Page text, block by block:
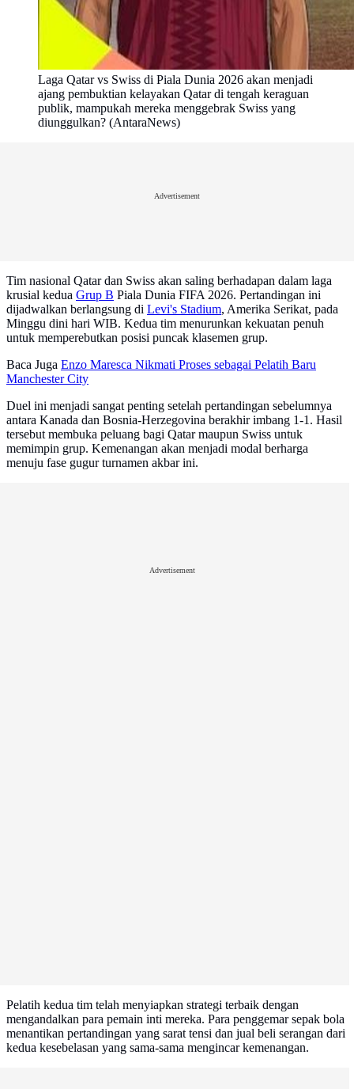
Laga Qatar vs Swiss di Piala Dunia 2026 akan menjadi
ajang pembuktian kelayakan Qatar di tengah keraguan
publik, mampukah mereka menggebrak Swiss yang
diunggulkan? (AntaraNews)
Advertisement
Tim nasional Qatar dan Swiss akan saling berhadapan dalam laga
krusial kedua Grup B Piala Dunia FIFA 2026. Pertandingan ini
dijadwalkan berlangsung di Levi's Stadium, Amerika Serikat, pada
Minggu dini hari WIB. Kedua tim menurunkan kekuatan penuh
untuk memperebutkan posisi puncak klasemen grup.
Baca Juga Enzo Maresca Nikmati Proses sebagai Pelatih Baru
Manchester City
Duel ini menjadi sangat penting setelah pertandingan sebelumnya
antara Kanada dan Bosnia-Herzegovina berakhir imbang 1-1. Hasil
tersebut membuka peluang bagi Qatar maupun Swiss untuk
memimpin grup. Kemenangan akan menjadi modal berharga
menuju fase gugur turnamen akbar ini.
Advertisement
Pelatih kedua tim telah menyiapkan strategi terbaik dengan
mengandalkan para pemain inti mereka. Para penggemar sepak bola
menantikan pertandingan yang sarat tensi dan jual beli serangan dari
kedua kesebelasan yang sama-sama mengincar kemenangan.